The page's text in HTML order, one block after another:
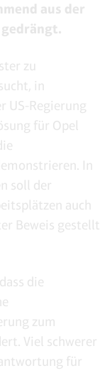
aus der
zu
in
US-Regierung
für Opel
In
soll der
auch
Beweis gestellt
die
zum
Viel schwerer
für